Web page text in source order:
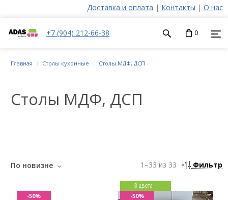
Доставка и оплата | Контакты | О нас
+7 (904) 212-66-38 0
Главная Столы кухонные Столы МДФ, ДСП
Столы МДФ, ДСП
1 –33 из 33
По новизне Фильтр
-50%
3 цвета
-50%